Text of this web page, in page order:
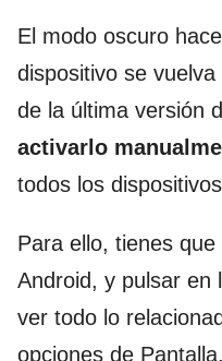
El modo oscuro
dispositivo se
de la última versión
activarlo
todos los
Para ello, tienes
Android, y pulsar en
ver todo lo
opciones de